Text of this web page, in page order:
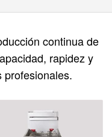
continua de
rapidez y
profesionales.